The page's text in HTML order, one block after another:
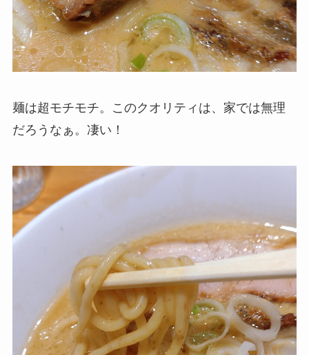
麺は超モチモチ。このクオリティは、家では無理
だろうなぁ。凄い！